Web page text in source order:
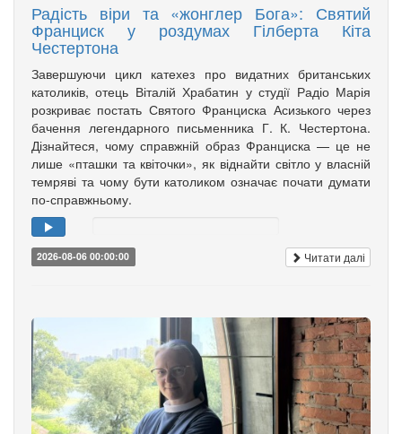
Радість віри та «жонглер Бога»: Святий
Франциск у роздумах Гілберта Кіта
Честертона
Завершуючи цикл катехез про видатних британських
католиків, отець Віталій Храбатин у студії Радіо Марія
розкриває постать Святого Франциска Асизького через
бачення легендарного письменника Г. К. Честертона.
Дізнайтеся, чому справжній образ Франциска — це не
лише «пташки та квіточки», як віднайти світло у власній
темряві та чому бути католиком означає почати думати
по-справжньому.
2026-08-06 00:00:00 Читати далі